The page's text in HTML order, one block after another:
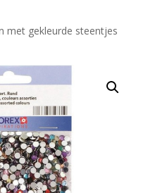
met gekleurde steentjes